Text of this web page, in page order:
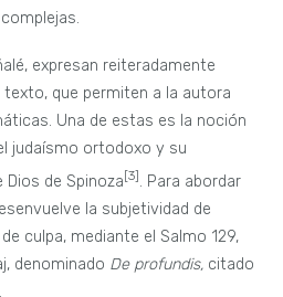
a simbolizar el profundo
autonomía, manteniéndose
materializada en miedo
(Ezcurdia 60).
le impide actuar, Octavio se
un sujeto pasivo a lo largo de la
se siente intensamente
instinto de Joana. Ella no
de normas que la inclinan a